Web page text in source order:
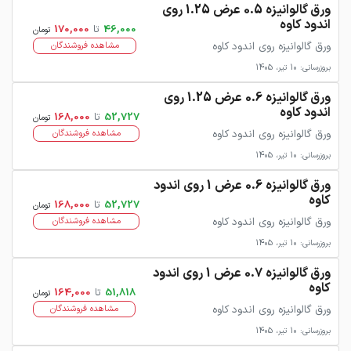
ورق گالوانیزه 0.5 عرض 1.25 روی
اندود کاوه
ورق گالوانیزه روی اندود کاوه
بروزرسانی: 10 تیر، 1405
46,000 تا 170,000 تومان
مشاهده فروشندگان
ورق گالوانیزه 0.6 عرض 1.25 روی
اندود کاوه
ورق گالوانیزه روی اندود کاوه
بروزرسانی: 10 تیر، 1405
52,727 تا 168,000 تومان
مشاهده فروشندگان
ورق گالوانیزه 0.6 عرض 1 روی اندود
کاوه
ورق گالوانیزه روی اندود کاوه
بروزرسانی: 10 تیر، 1405
52,727 تا 168,000 تومان
مشاهده فروشندگان
ورق گالوانیزه 0.7 عرض 1 روی اندود
کاوه
ورق گالوانیزه روی اندود کاوه
بروزرسانی: 10 تیر، 1405
51,818 تا 164,000 تومان
مشاهده فروشندگان